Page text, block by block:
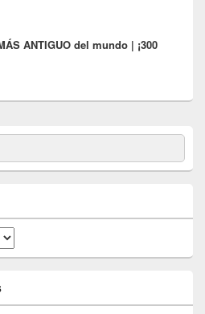
ANTIGUO del mundo | ¡300